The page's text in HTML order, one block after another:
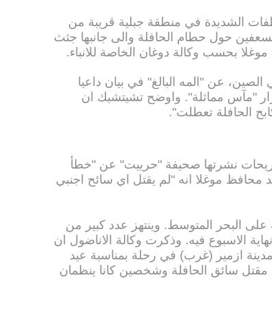
الشديدة في منطقة جبلية قريبة من
حول حطام الحافلة والى جانبها جثث
بحسب وكالة دوغان الخاصة للانباء.
عن "المه البالغ" في بيان داعيا
"مآس مماثلة". واوضح تشيتشيك ان
الحافلة تعطلت".
نشرتها صحيفة "حرييت" عن "خطأ
محافظ موغلا انه "لم يقتل اي سائح اجنبي
البحر المتوسط. وينتهز عدد كبير من
الاسبوع فيه. وذكرت وكالة الاناضول ان
ازمير (غرب) في رحلة بمناسبة عيد
مقتل سائق الحافلة وشخصين كانا ينظمان